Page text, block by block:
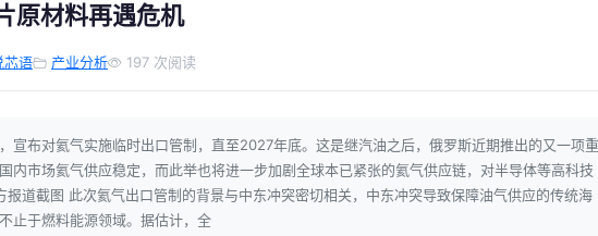
原材料再遇危机
芯语 产业分析 197 次阅读
宣布对氦气实施临时出口管制，直至2027年底。这是继汽油之后，俄罗斯近期推出的又一项重
内市场氦气供应稳定，而此举也将进一步加剧全球本已紧张的氦气供应链，对半导体等高科技
报道截图 此次氦气出口管制的背景与中东冲突密切相关，中东冲突导致保障油气供应的传统海
止于燃料能源领域。据估计，全